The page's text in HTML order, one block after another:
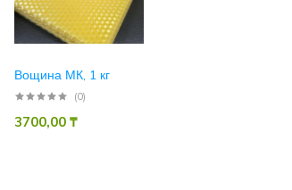
Вощина МК, 1 кг
(0)
3700,00 ₸